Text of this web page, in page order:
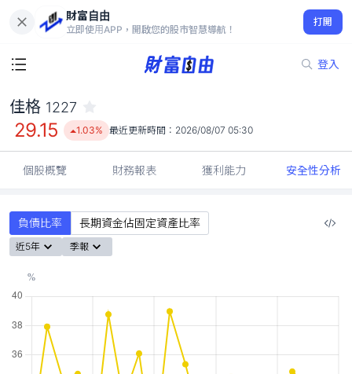
財富自由
立即使用APP，開啟您的股市智慧導航！
打開
登入
29.15
1.03%
佳格 1227
29.15 1.03% 最近更新時間： 2026/08/07 05:30
個股概覽 財務報表 獲利能力 安全性分析
負債比率 長期資金佔固定資產比率
近5年 季報